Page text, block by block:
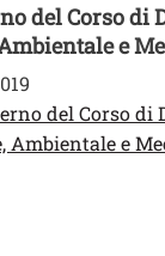
del Corso di
e
del Corso di
Ambientale e
in una